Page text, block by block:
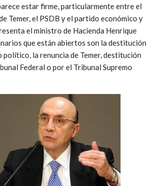
estar firme, particularmente entre el
Temer, el PSDB y el partido económico y
el ministro de Hacienda Henrique
que están abiertos son la destitución
político, la renuncia de Temer, destitución
Federal o por el Tribunal Supremo